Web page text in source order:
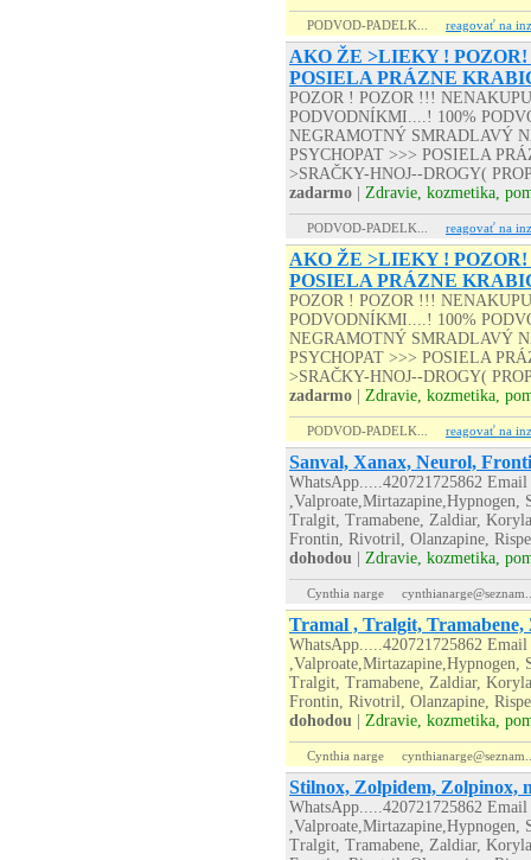
PODVOD-PADELK... reagovať na
AKO ŽE >LIEKY !
POSIELA PRÁZNE
POZOR ! POZOR !!!
PODVODNÍKMI....! 100%
NEGRAMOTNÝ SMRADLAVÝ
PSYCHOPAT >>> POSIELA
>SRAČKY-HNOJ--DROGY(
zadarmo
Zdravie, kozmetika,
PODVOD-PADELK... reagovať na
AKO ŽE >LIEKY !
POSIELA PRÁZNE
POZOR ! POZOR !!!
PODVODNÍKMI....! 100%
NEGRAMOTNÝ SMRADLAVÝ
PSYCHOPAT >>> POSIELA
>SRAČKY-HNOJ--DROGY(
zadarmo
Zdravie, kozmetika,
PODVOD-PADELK... reagovať na
Sanval, Xanax, Neurol,
WhatsApp.....420721725862
Tralgit, Tramabene, Zaldiar,
Frontin, Rivotril, Olanzapine,
dohodou
Zdravie, kozmetika,
Cynthia narge
Tramal , Tralgit,
WhatsApp.....420721725862
Tralgit, Tramabene, Zaldiar,
Frontin, Rivotril, Olanzapine,
dohodou
Zdravie, kozmetika,
Cynthia narge
Stilnox, Zolpidem, Zolpinox,
WhatsApp.....420721725862
Tralgit, Tramabene, Zaldiar,